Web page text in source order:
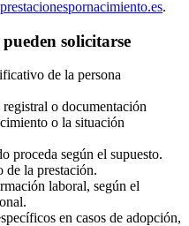
.
solicitarse
de la persona
o documentación
o la situación
proceda según el supuesto.
de la prestación.
laboral, según el
en casos de adopción,